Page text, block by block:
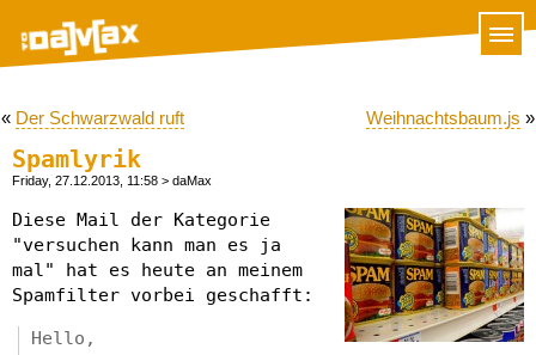
« Der Schwarzwald ruft Weihnachtsbaum.js »
Spamlyrik
Friday, 27.12.2013, 11:58 > daMax
Diese Mail der Kategorie
"versuchen kann man es ja
mal" hat es heute an meinem
Spamfilter vorbei geschafft:
Hello,